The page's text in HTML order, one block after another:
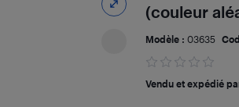
(couleur
Modèle : 03635
Vendu et expédié